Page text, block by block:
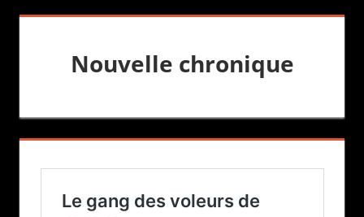
Nouvelle chronique